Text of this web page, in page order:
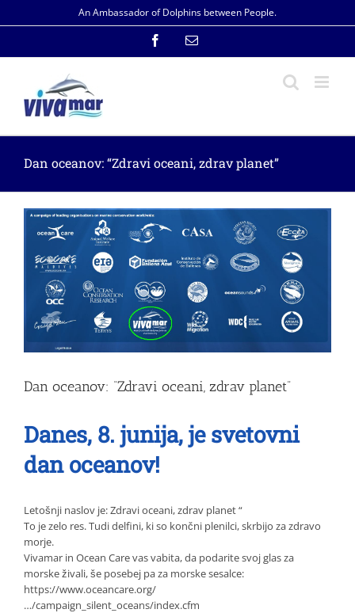
to
An Ambassador of Dolphins between People.
FacebookEmail
Dan oceanov: “Zdravi oceani, zdrav planet”
Dan oceanov: “Zdravi oceani, zdrav planet”
Danes, 8. junija,je svetovni
dan oceanov!
Letošnji naslov je:Zdravioceani, zdrav planet“
To je zelo res. Tudi delfini, ki so končni plenilci,skrbijo za zdravo
morje.
Vivamar in Ocean Carevas vabita, da podarite svoj glasza
morskeživali,še posebej pa za morske sesalce:
https://www.oceancare.org/
…/campaign_silent_oceans/index.cfm